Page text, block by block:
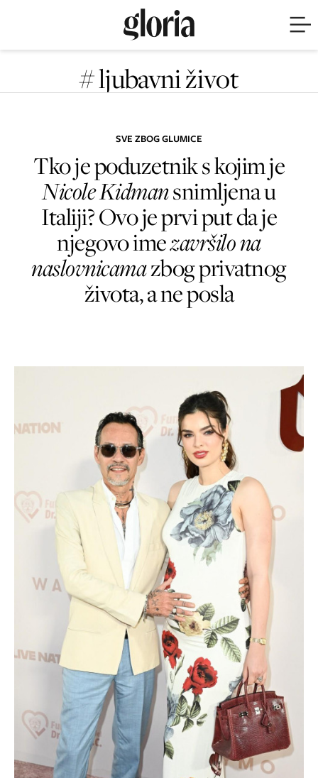
# ljubavni život
SVE ZBOG GLUMICE
Tko je poduzetnik s kojim je
Nicole Kidmansnimljena u
Italiji? Ovo je prvi put da je
njegovo imezavršilo na
naslovnicamazbog privatnog
života, a ne posla